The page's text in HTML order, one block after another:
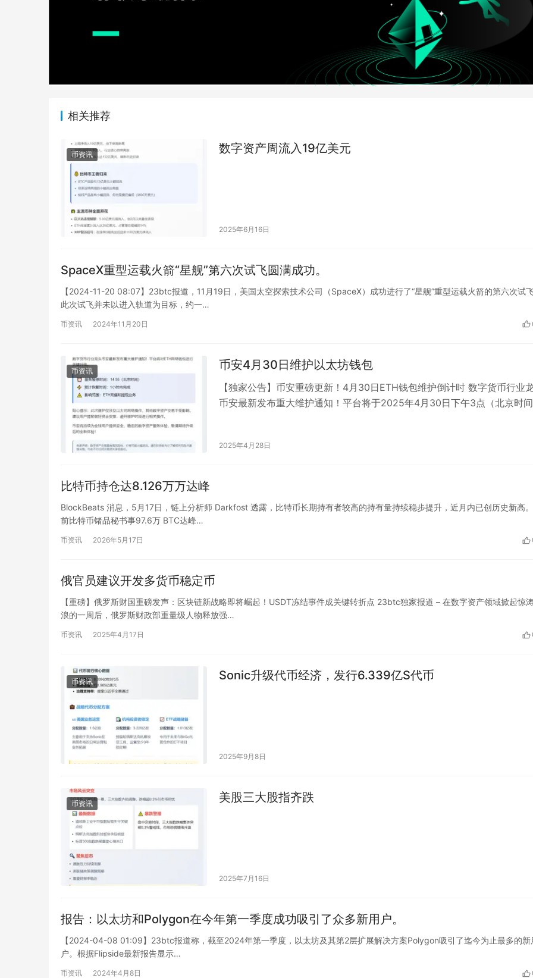
相关推荐
币资讯 数字资产周流入19亿美元
2025年6月16日
SpaceX重型运载火箭“星舰”第六次试飞圆满成功。
【2024-11-20 08:07】23btc报道，11月19日，美国太空探索技术公司（SpaceX）成功进行了“星舰”重型运载火箭的第六次试飞
此次试飞并未以进入轨道为目标，约一…
币资讯 2024年11月20日
币资讯 币安4月30日维护以太坊钱包
【独家公告】币安重磅更新！4月30日ETH钱包维护倒计时 数字货币行业
币安最新发布重大维护通知！平台将于2025年4月30日下午3点（北京时间
2025年4月28日
比特币持仓达8.126万万达峰
BlockBeats 消息，5月17日，链上分析师 Darkfost 透露，比特币长期持有者较高的持有量持续稳步提升，近月内已创历史新高
前比特币锗品秘书事97.6万 BTC达峰…
币资讯 2026年5月17日
俄官员建议开发多货币稳定币
【重磅】俄罗斯财国重磅发声：区块链新战略即将崛起！USDT冻结事件成关键转折点 23btc独家报道 – 在数字资产领域掀起惊
浪的一周后，俄罗斯财政部重量级人物释放强…
币资讯 2025年4月17日
币资讯 Sonic升级代币经济，发行6.339亿S代币
2025年9月8日
币资讯 美股三大股指齐跌
2025年7月16日
报告：以太坊和Polygon在今年第一季度成功吸引了众多新用户。
【2024-04-08 01:09】23btc报道称，截至2024年第一季度，以太坊及其第2层扩展解决方案Polygon吸引了迄今为止最多的新
户。根据Flipside最新报告显示…
币资讯 2024年4月8日